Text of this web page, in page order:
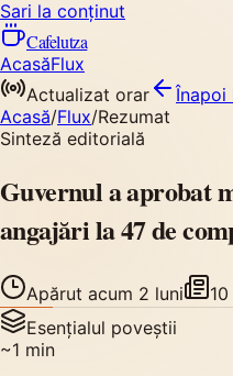
Sari la conținut
Cafelutza
AcasăFlux
Actualizat orar
Înapoi
Acasă/Flux/Rezumat
Sinteză editorială
Guvernul a aprobat
angajări la 47 de
Apărut acum 2 luni 10
Esențialul poveștii
~1 min